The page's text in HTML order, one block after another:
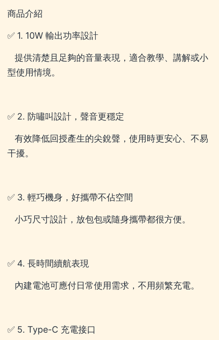
商品介紹
✅ 1. 10W 輸出功率設計
提供清楚且足夠的音量表現，適合教學、講解或小
型使用情境。
✅ 2. 防嘯叫設計，聲音更穩定
有效降低回授產生的尖銳聲，使用時更安心、不易
干擾。
✅ 3. 輕巧機身，好攜帶不佔空間
小巧尺寸設計，放包包或隨身攜帶都很方便。
✅ 4. 長時間續航表現
內建電池可應付日常使用需求，不用頻繁充電。
✅ 5. Type-C 充電接口